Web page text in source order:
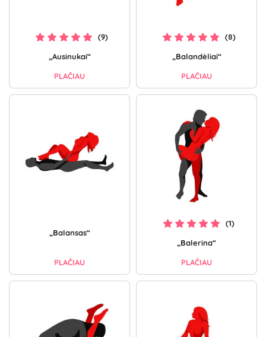
(9)
„Ausinukai“
PLAČIAU
(8)
„Balandėliai“
PLAČIAU
„Balansas“
PLAČIAU
(1)
„Balerina“
PLAČIAU